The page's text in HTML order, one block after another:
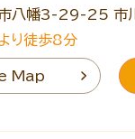
八幡3-29-25 市
より徒歩8分
Map